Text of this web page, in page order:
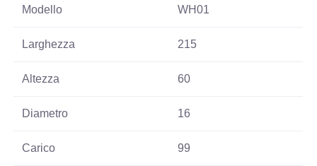
Modello WH01
Larghezza 215
Altezza 60
Diametro 16
Carico 99